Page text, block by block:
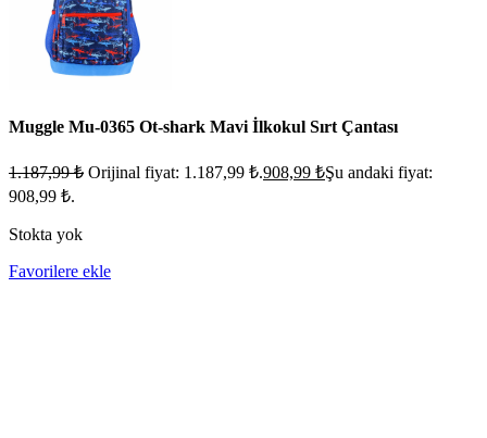
Muggle Mu-0365 Ot-shark Mavi İlkokul Sırt Çantası
1.187,99₺ Orijinal fiyat: 1.187,99 ₺.908,99 ₺Şu andaki fiyat:
908,99 ₺.
Stokta yok
Favorilere ekle